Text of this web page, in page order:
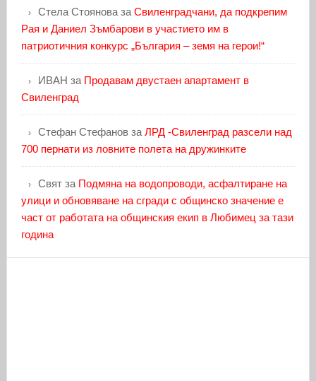
Стела Стояноваза Свиленградчани, да подкрепим
Рая и Даниел Зъмбарови в участието им в
патриотичния конкурс „България – земя на герои!“
ИВАН за Продавам двустаен апартамент в
Свиленград
Стефан Стефановза ЛРД -Свиленград разсели над
700 пернати из ловните полета на дружинките
Святза Подмяна на водопроводи, асфалтиране на
улици и обновяване на сгради с общинско значение е
част от работата на общинския екип в Любимец за тази
година